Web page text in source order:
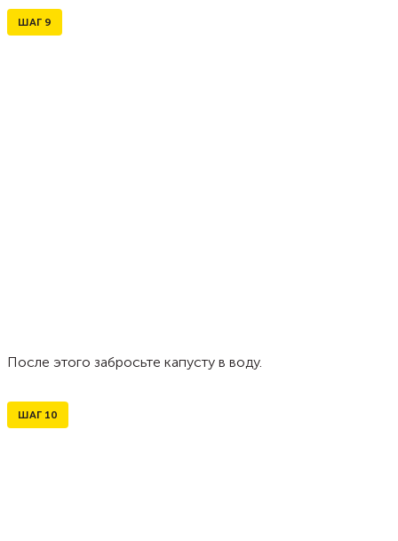
ШАГ 9
После этого забросьте капусту в воду.
ШАГ 10